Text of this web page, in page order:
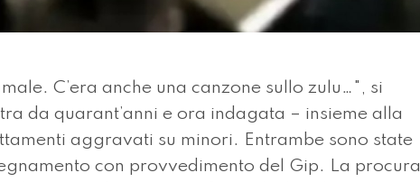
C’era anche una canzone sullo zulu…", si
da quarant’anni e ora indagata – insieme alla
aggravati su minori. Entrambe sono state
con provvedimento del Gip. La procura